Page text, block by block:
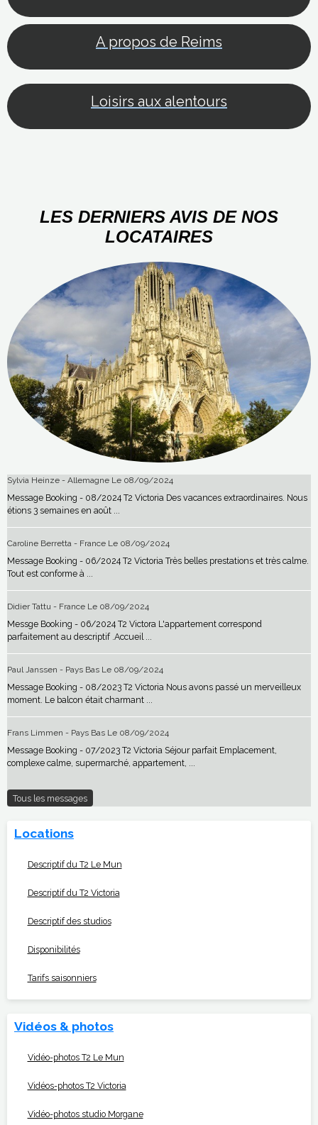
A propos de Reims
Loisirs aux alentours
LES DERNIERS AVIS DE NOS
LOCATAIRES
Sylvia Heinze - Allemagne Le 08/09/2024
Message Booking - 08/2024 T2 Victoria Des vacances extraordinaires. Nous
étions 3 semaines en août ...
Caroline Berretta - France Le 08/09/2024
Message Booking - 06/2024 T2 Victoria Très belles prestations et très calme.
Tout est conforme à ...
Didier Tattu - France Le 08/09/2024
Messge Booking - 06/2024 T2 Victora L'appartement correspond
parfaitement au descriptif .Accueil ...
Paul Janssen - Pays Bas Le 08/09/2024
Message Booking - 08/2023 T2 Victoria Nous avons passé un merveilleux
moment. Le balcon était charmant ...
Frans Limmen - Pays Bas Le 08/09/2024
Message Booking - 07/2023 T2 Victoria Séjour parfait Emplacement,
complexe calme, supermarché, appartement, ...
Tous les messages
Locations
Descriptif du T2 Le Mun
Descriptif du T2 Victoria
Descriptif des studios
Disponibilités
Tarifs saisonniers
Vidéos & photos
Vidéo-photos T2 Le Mun
Vidéos-photos T2 Victoria
Vidéo-photos studio Morgane